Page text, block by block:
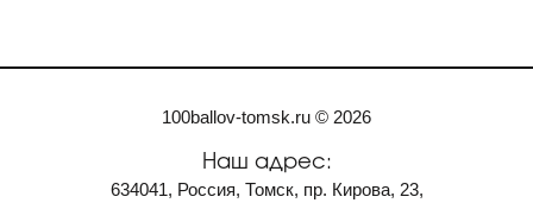
100ballov-tomsk.ru © 2026
Наш адрес:
634041, Россия, Томск, пр. Кирова, 23,